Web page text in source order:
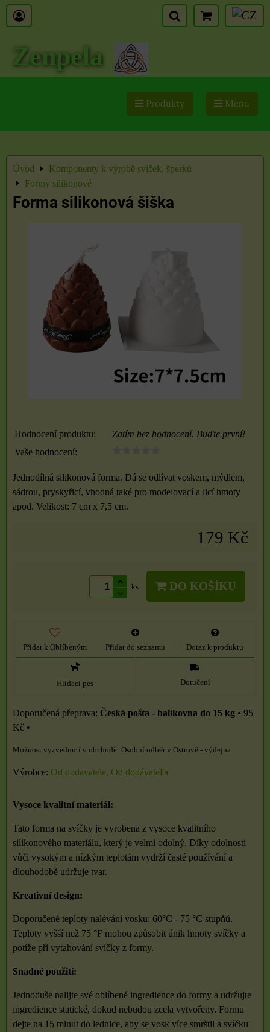
Zenpela
Produkty Menu
Úvod
Komponenty k výrobě svíček, šperků
Formy silikonové
Forma silikonová šiška
Hodnocení produktu:
Zatím bez hodnocení. Buďte první!
Vaše hodnocení:
Jednodílná silikonová forma. Dá se odlívat voskem, mýdlem,
sádrou, pryskyřicí, vhodná také pro modelovací a licí hmoty
apod. Velikost: 7 cm x 7,5 cm.
179 Kč
ks DO KOŠÍKU
Přidat k Oblíbeným Přidat do seznamu Dotaz k produktu
Hlídací pes Doručení
Česká pošta - balíkovna do 15 kg • 95
Kč •
Osobní odběr v Ostrově - výdejna
Výrobce: Od dodavatele, Od dodávateľa
Vysoce kvalitní materiál:
Tato forma na svíčky je vyrobena z vysoce kvalitního
silikonového materiálu, který je velmi odolný. Díky odolnosti
vůči vysokým a nízkým teplotám vydrží časté používání a
dlouhodobě udržuje tvar.
Kreativní design:
Doporučené teploty nalévání vosku: 60°C - 75 °C stupňů.
Teploty vyšší než 75 °F mohou způsobit únik hmoty svíčky a
potíže při vytahování svíčky z formy.
Snadné použití:
Jednoduše nalijte své oblíbené ingredience do formy a udržujte
ingredience statické, dokud nebudou zcela vytvořeny. Formu
dejte na 15 minut do lednice, aby se vosk více smrštil a svíčku